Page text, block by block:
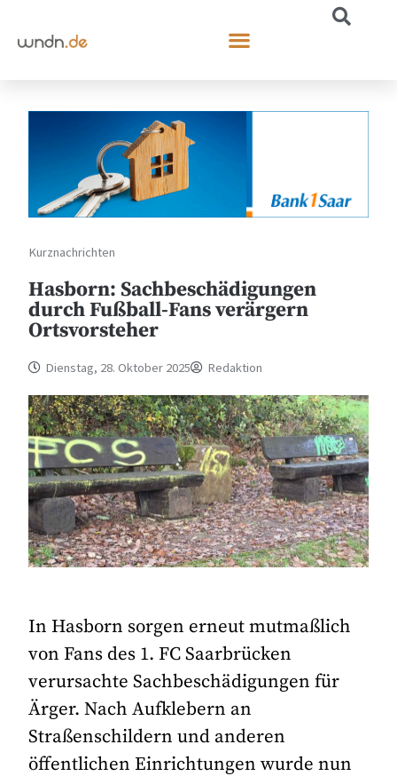
Kurznachrichten
Hasborn: Sachbeschädigungen
durch Fußball-Fans verärgern
Ortsvorsteher
Dienstag, 28. Oktober 2025 Redaktion
In Hasborn sorgen erneut mutmaßlich
von Fans des 1. FC Saarbrücken
verursachte Sachbeschädigungen für
Ärger. Nach Aufklebern an
Straßenschildern und anderen
öffentlichen Einrichtungen wurde nun